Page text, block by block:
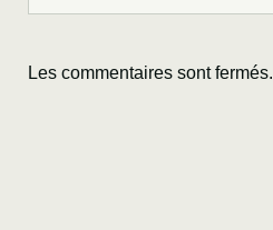
Les commentaires sont fermés.